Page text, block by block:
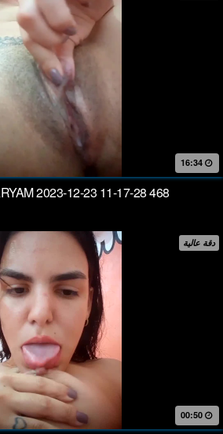
16:34
2023-12-23 11-17-28 468
دقة عالية
00:50